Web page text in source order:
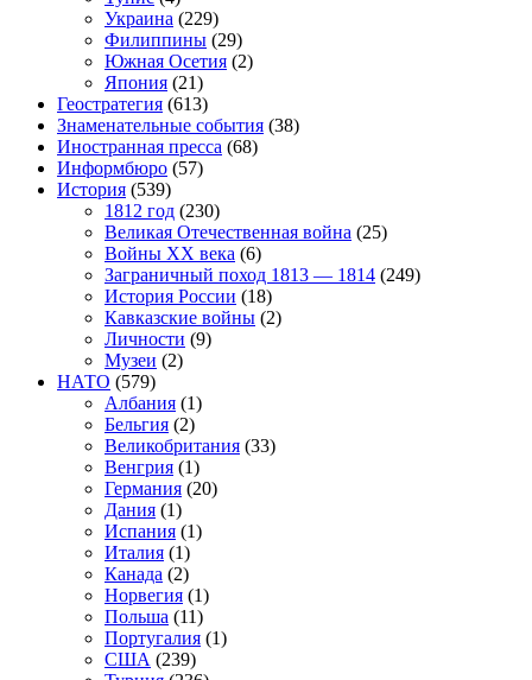
Украина (229)
Филиппины (29)
Южная Осетия (2)
Япония (21)
Геостратегия (613)
Знаменательные события (38)
Иностранная пресса (68)
Информбюро (57)
История (539)
1812 год (230)
Великая Отечественная война (25)
Войны XX века (6)
Заграничный поход 1813 — 1814 (249)
История России (18)
Кавказские войны (2)
Личности (9)
Музеи (2)
НАТО (579)
Албания (1)
Бельгия (2)
Великобритания (33)
Венгрия (1)
Германия (20)
Дания (1)
Испания (1)
Италия (1)
Канада (2)
Норвегия (1)
Польша (11)
Португалия (1)
США (239)